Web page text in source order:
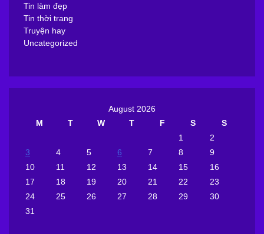
Tin làm đẹp
Tin thời trang
Truyện hay
Uncategorized
August 2026
M
T W T F S
S
1
2
3
4 5 6 7 8
9
10
11 12 13 14 15
16
17
18 19 20 21 22
23
24
25 26 27 28 29
30
31